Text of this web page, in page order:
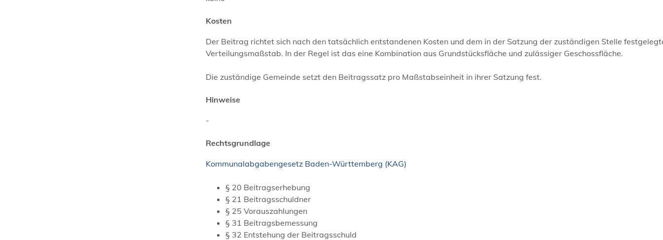
Kosten
Der Beitrag richtet sich nach den tatsächlich entstandenen Kosten und dem in der Satzung der zuständigen Stelle
Verteilungsmaßstab. In der Regel ist das eine Kombination aus Grundstücksfläche und zulässiger Geschossfläche.
Die zuständige Gemeinde setzt den Beitragssatz pro Maßstabseinheit in ihrer Satzung fest.
Hinweise
-
Rechtsgrundlage
Kommunalabgabengesetz Baden-Württemberg (KAG)
§ 20 Beitragserhebung
§ 21 Beitragsschuldner
§ 25 Vorauszahlungen
§ 31 Beitragsbemessung
§ 32 Entstehung der Beitragsschuld